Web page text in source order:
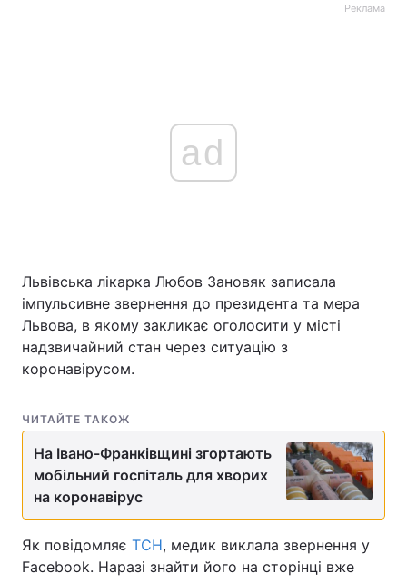
Реклама
ad
Львівська лікарка Любов Зановяк записала
імпульсивне звернення до президента та мера
Львова, в якому закликає оголосити у місті
надзвичайний стан через ситуацію з
коронавірусом.
ЧИТАЙТЕ ТАКОЖ
На Івано-Франківщині згортають
мобільний госпіталь для хворих
на коронавірус
Як повідомляє ТСН, медик виклала звернення у
Facebook. Наразі знайти його на сторінці вже